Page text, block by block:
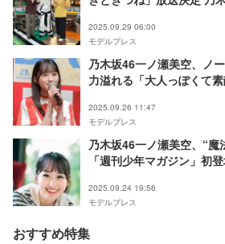
2025.09.29 06:00
モデルプレス
乃木坂46一ノ瀬美空、ノ
力溢れる「大人っぽくて
2025.09.26 11:47
モデルプレス
乃木坂46一ノ瀬美空、“魔
「週刊少年マガジン」初
2025.09.24 19:56
モデルプレス
おすすめ特集